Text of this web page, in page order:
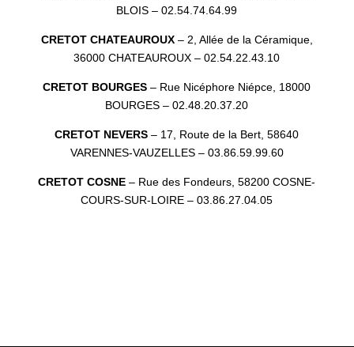
BLOIS – 02.54.74.64.99
CRETOT CHATEAUROUX– 2, Allée de la Céramique,
36000 CHATEAUROUX – 02.54.22.43.10
CRETOT BOURGES – Rue Nicéphore Niépce, 18000
BOURGES – 02.48.20.37.20
CRETOT NEVERS – 17, Route de la Bert, 58640
VARENNES-VAUZELLES – 03.86.59.99.60
CRETOT COSNE – Rue des Fondeurs, 58200 COSNE-
COURS-SUR-LOIRE – 03.86.27.04.05